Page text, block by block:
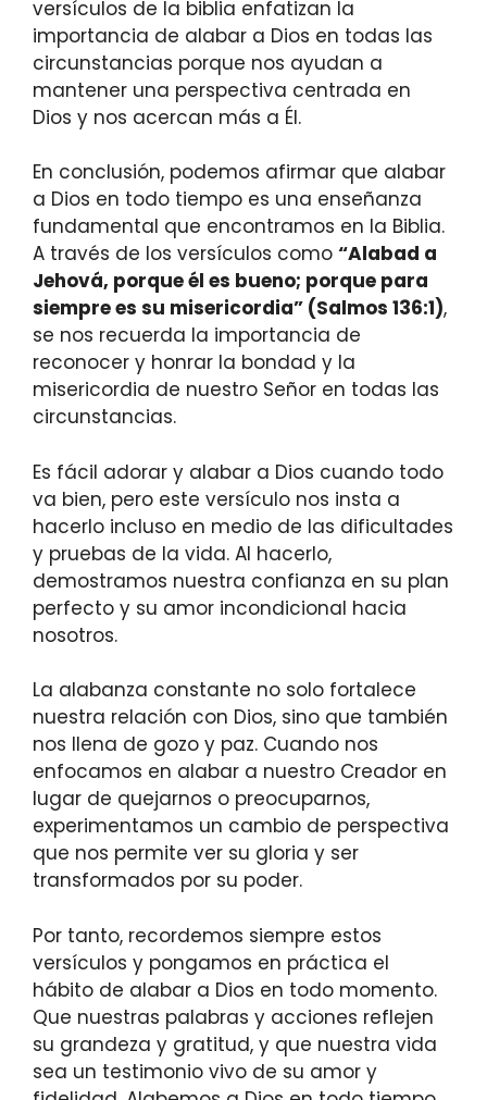
versículos de la biblia enfatizan la
importancia de alabar a Dios en todas las
circunstancias porque nos ayudan a
mantener una perspectiva centrada en
Dios y nos acercan más a Él.
En conclusión, podemos afirmar que alabar
a Dios en todo tiempo es una enseñanza
fundamental que encontramos en la Biblia.
A través de los versículos como “Alabad a
Jehová, porque él es bueno; porque para
siempre es su misericordia” (Salmos 136:1),
se nos recuerda la importancia de
reconocer y honrar la bondad y la
misericordia de nuestro Señor en todas las
circunstancias.
Es fácil adorar y alabar a Dios cuando todo
va bien, pero este versículo nos insta a
hacerlo incluso en medio de las dificultades
y pruebas de la vida. Al hacerlo,
demostramos nuestra confianza en su plan
perfecto y su amor incondicional hacia
nosotros.
La alabanza constante no solo fortalece
nuestra relación con Dios, sino que también
nos llena de gozo y paz. Cuando nos
enfocamos en alabar a nuestro Creador en
lugar de quejarnos o preocuparnos,
experimentamos un cambio de perspectiva
que nos permite ver su gloria y ser
transformados por su poder.
Por tanto, recordemos siempre estos
versículos y pongamos en práctica el
hábito de alabar a Dios en todo momento.
Que nuestras palabras y acciones reflejen
su grandeza y gratitud, y que nuestra vida
sea un testimonio vivo de su amor y